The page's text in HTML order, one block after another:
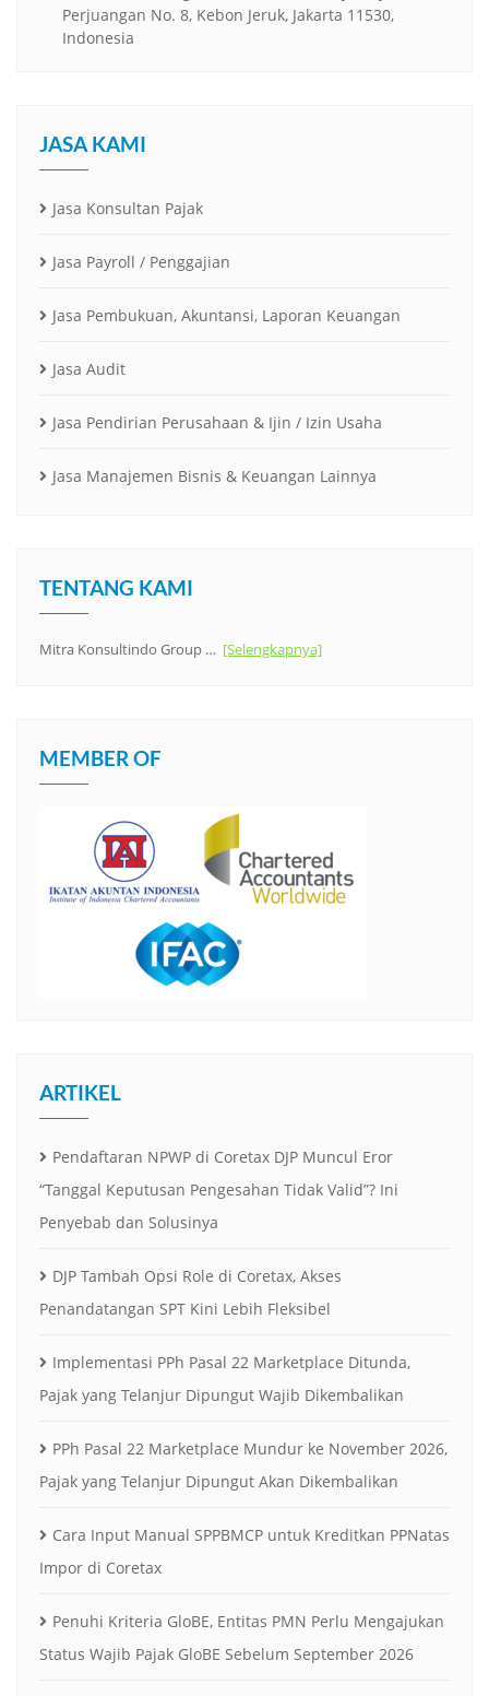
Perjuangan No. 8, Kebon Jeruk, Jakarta 11530,
Indonesia
JASA KAMI
Jasa Konsultan Pajak
Jasa Payroll / Penggajian
Jasa Pembukuan, Akuntansi, Laporan Keuangan
Jasa Audit
Jasa Pendirian Perusahaan & Ijin / Izin Usaha
Jasa Manajemen Bisnis & Keuangan Lainnya
TENTANG KAMI
Mitra Konsultindo Group … [Selengkapnya]
MEMBER OF
ARTIKEL
Pendaftaran NPWP di Coretax DJP Muncul Eror
“Tanggal Keputusan Pengesahan Tidak Valid”? Ini
Penyebab dan Solusinya
DJP Tambah Opsi Role di Coretax, Akses
Penandatangan SPT Kini Lebih Fleksibel
Implementasi PPh Pasal 22 Marketplace Ditunda,
Pajak yang Telanjur Dipungut Wajib Dikembalikan
PPh Pasal 22 Marketplace Mundur ke November 2026,
Pajak yang Telanjur Dipungut Akan Dikembalikan
Cara Input Manual SPPBMCP untuk Kreditkan PPNatas
Impor di Coretax
Penuhi Kriteria GloBE, Entitas PMN Perlu Mengajukan
Status Wajib Pajak GloBE Sebelum September 2026